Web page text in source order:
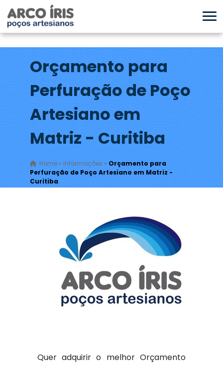
Orçamento para
Perfuração de Poço
Artesiano em
Matriz - Curitiba
Home» Informações » Orçamento para
Perfuração de Poço Artesiano em Matriz -
Curitiba
Quer adquirir o melhor Orçamento